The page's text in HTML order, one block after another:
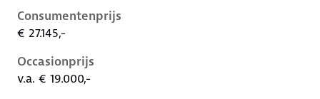
Consumentenprijs
€ 27.145,-
Occasionprijs
v.a. € 19.000,-